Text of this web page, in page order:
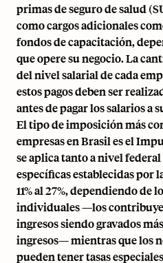
primas de seguro de salud
como cargos adicionales
fondos de capacitación,
que opere su negocio. La
del nivel salarial de cada
estos pagos deben ser
antes de pagar los salarios a
El tipo de imposición más
empresas en Brasil es el
se aplica tanto a nivel
específicas establecidas por
11% al 27%, dependiendo de
individuales —los
ingresos siendo gravados
ingresos— mientras que los
pueden tener tasas